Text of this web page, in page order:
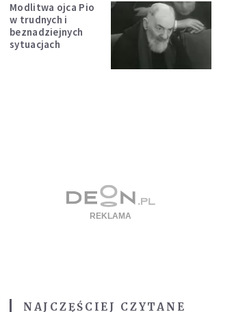
Modlitwa ojca Pio
w trudnych i
beznadziejnych
sytuacjach
NAJCZĘŚCIEJ CZYTANE